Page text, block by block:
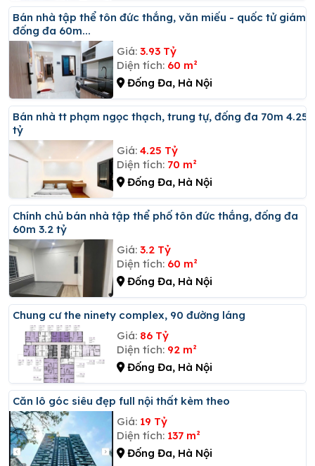
Bán nhà tập thể tôn đức thắng, văn miếu - quốc tử giám,
đống đa 60m...
Giá: 3.93 Tỷ
Diện tích: 60 m²
Đống Đa, Hà Nội
Bán nhà tt phạm ngọc thạch, trung tự, đống đa 70m 4.25
tỷ
Giá: 4.25 Tỷ
Diện tích: 70 m²
Đống Đa, Hà Nội
Chính chủ bán nhà tập thể phố tôn đức thắng, đống đa
60m 3.2 tỷ
Giá: 3.2 Tỷ
Diện tích: 60 m²
Đống Đa, Hà Nội
Chung cư the ninety complex, 90 đường láng
Giá: 86 Tỷ
Diện tích: 92 m²
Đống Đa, Hà Nội
Căn lô góc siêu đẹp full nội thất kèm theo
Giá: 19 Tỷ
Diện tích: 137 m²
Đống Đa, Hà Nội